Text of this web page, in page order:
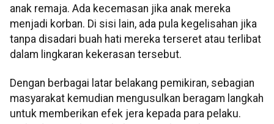
anak remaja. Ada kecemasan jika anak mereka
menjadi korban. Di sisi lain, ada pula kegelisahan jika
tanpa disadari buah hati mereka terseret atau terlibat
dalam lingkaran kekerasan tersebut.
Dengan berbagai latar belakang pemikiran, sebagian
masyarakat kemudian mengusulkan beragam langkah
untuk memberikan efek jera kepada para pelaku.